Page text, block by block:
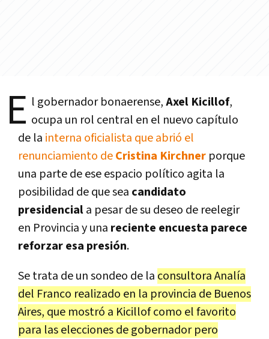
E l gobernador bonaerense,Axel Kicillof,
ocupa un rol central en el nuevo capítulo
de la interna oficialista que abrió el
renunciamiento deCristina Kirchner porque
una parte de ese espacio político agita la
posibilidad de que sea candidato
presidenciala pesar de su deseo de reelegir
en Provincia y una reciente encuesta parece
reforzar esa presión.
Se trata de un sondeo de la consultora Analía
del Franco realizado en la provincia de Buenos
Aires, que mostró a Kicillof como el favorito
para las elecciones de gobernador pero